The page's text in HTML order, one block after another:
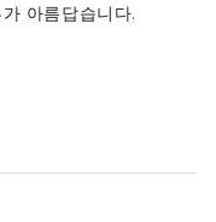
아름답습니다.